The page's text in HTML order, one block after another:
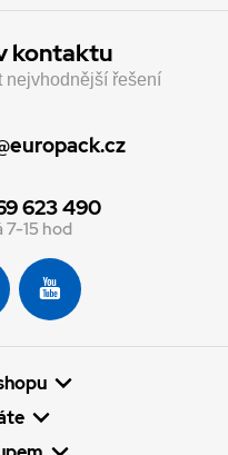
kontaktu
nejvhodnější řešení
623 490
7-15 hod